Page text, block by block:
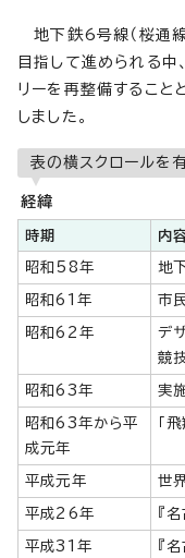
地下鉄6号線（桜通
目指して進められる中
リーを再整備すること
しました。
表の横スクロールを
経緯
時期 内
昭和58年 地
昭和61年 市
昭和62年
デ
競
昭和63年 実
昭和63年から平
成元年
「
平成元年 世
平成26年 『
平成31年
『